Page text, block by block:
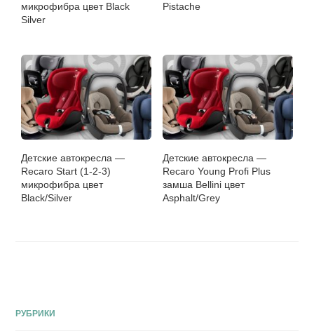
микрофибра цвет Black
Silver
Pistache
Детские автокресла —
Recaro Start (1-2-3)
микрофибра цвет
Black/Silver
Детские автокресла —
Recaro Young Profi Plus
замша Bellini цвет
Asphalt/Grey
РУБРИКИ